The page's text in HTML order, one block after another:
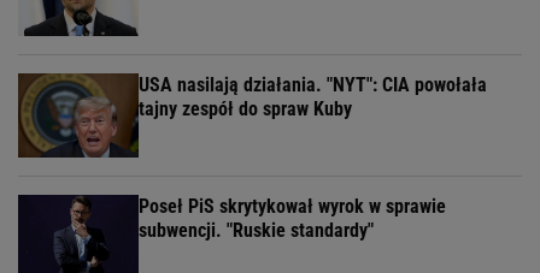
USA nasilają działania. "NYT": CIA powołała
tajny zespół do spraw Kuby
Poseł PiS skrytykował wyrok w sprawie
subwencji. "Ruskie standardy"